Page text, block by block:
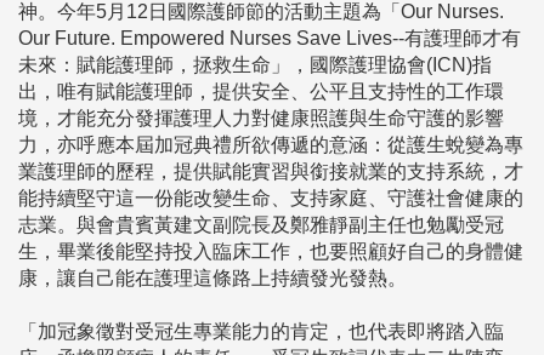
神。今年5月12日國際護師節的活動主題為「Our Nurses.
Our Future. Empowered Nurses Save Lives--有護理師才有
未來：賦能護理師，拯救生命」，國際護理協會(ICN)指
出，唯有賦能護理師，提供安全、公平且支持性的工作環
境，才能充分發揮護理人力對健康照護與生命守護的影響
力，亦呼應本屆加冠典禮所欲傳遞的意涵：從護生蛻變為專
業護理師的歷程，提供賦能實習與銜接就業的支持系統，才
能持續堅守這一份能改變生命、支持家庭、守護社會健康的
志業。與會貴賓黃建文副院長及鄭雅靜副主任也勉勵受冠
生，畢業後能堅持投入臨床工作，也要照顧好自己的身體健
康，讓自己能在護理這條路上持續發光發熱。
「加冠象徵對受冠生專業能力的肯定，也代表即將踏入臨